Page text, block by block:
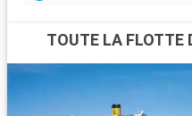
TOUTE LA FLOTTE